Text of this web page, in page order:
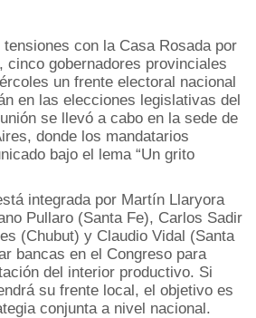
con la Casa Rosada por
cinco gobernadores provinciales
un frente electoral nacional
en las elecciones legislativas del
se llevó a cabo en la sede de
donde los mandatarios
bajo el lema “Un grito
integrada por Martín Llaryora
Pullaro (Santa Fe), Carlos Sadir
(Chubut) y Claudio Vidal (Santa
bancas en el Congreso para
del interior productivo. Si
su frente local, el objetivo es
conjunta a nivel nacional.